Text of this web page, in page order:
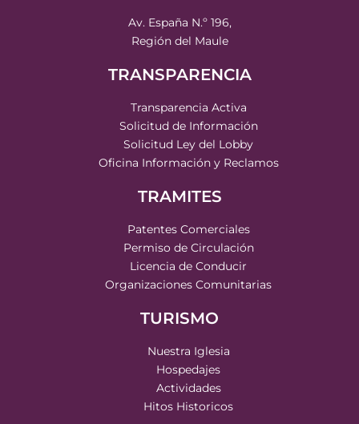
Av. España N.º 196,
Región del Maule
TRANSPARENCIA
Transparencia Activa
Solicitud de Información
Solicitud Ley del Lobby
Oficina Información y Reclamos
TRAMITES
Patentes Comerciales
Permiso de Circulación
Licencia de Conducir
Organizaciones Comunitarias
TURISMO
Nuestra Iglesia
Hospedajes
Actividades
Hitos Historicos